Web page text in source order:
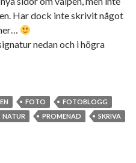
Har dock inte skrivit något
nedan och i högra
FOTO
FOTOBLOGG
NATUR PROMENAD
SKRIVA